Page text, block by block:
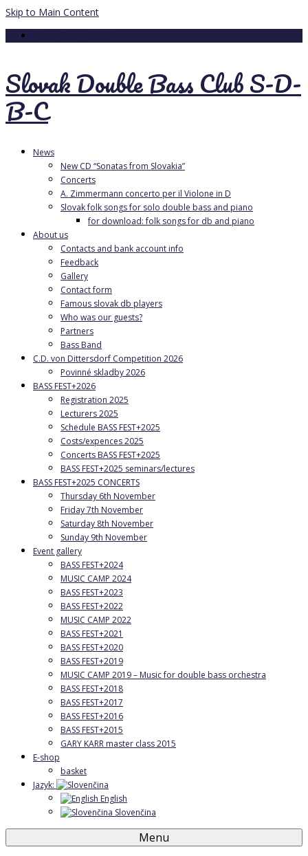
Skip to Main Content
Slovak Double Bass Club S-D-
B-C
News
New CD “Sonatas from Slovakia”
Concerts
A. Zimmermann concerto per il Violone in D
Slovak folk songs for solo double bass and piano
for download: folk songs for db and piano
About us
Contacts and bank account info
Feedback
Gallery
Contact form
Famous slovak db players
Who was our guests?
Partners
Bass Band
C.D. von Dittersdorf Competition 2026
Povinné skladby 2026
BASS FEST+2026
Registration 2025
Lecturers 2025
Schedule BASS FEST+2025
Costs/expences 2025
Concerts BASS FEST+2025
BASS FEST+2025 seminars/lectures
BASS FEST+2025 CONCERTS
Thursday 6th November
Friday 7th November
Saturday 8th November
Sunday 9th November
Event gallery
BASS FEST+2024
MUSIC CAMP 2024
BASS FEST+2023
BASS FEST+2022
MUSIC CAMP 2022
BASS FEST+2021
BASS FEST+2020
BASS FEST+2019
MUSIC CAMP 2019 – Music for double bass orchestra
BASS FEST+2018
BASS FEST+2017
BASS FEST+2016
BASS FEST+2015
GARY KARR master class 2015
E-shop
basket
Jazyk:
English
Slovenčina
Menu